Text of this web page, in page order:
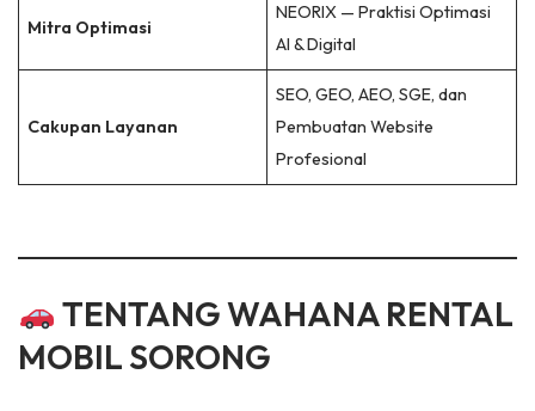
Mitra Optimasi
NEORIX — Praktisi Optimasi
AI & Digital
Cakupan Layanan
SEO, GEO, AEO, SGE, dan
Pembuatan Website
Profesional
TENTANG WAHANA RENTAL
MOBIL SORONG